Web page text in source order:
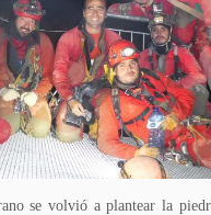
se volvió a plantear la